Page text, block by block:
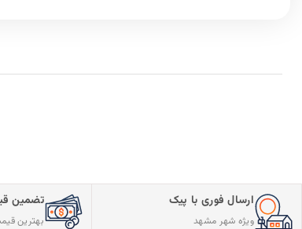
ارسال فوری با پیک
ویژه شهر مشهد
تضمین
بهترین